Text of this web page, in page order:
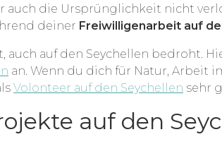
auch die Ursprünglichkeit nicht
deiner Freiwilligenarbeit auf
auf den Seychellen bedroht.
an. Wenn du dich für Natur, Arbeit
Volonteer auf den Seychellen sehr
auf den